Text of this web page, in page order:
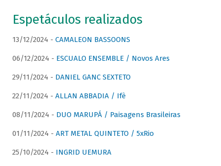
Espetáculos realizados
13/12/2024 - CAMALEON BASSOONS
06/12/2024 - ESCUALO ENSEMBLE / Novos Ares
29/11/2024 - DANIEL GANC SEXTETO
22/11/2024 - ALLAN ABBADIA / Ifè
08/11/2024 - DUO MARUPÁ / Paisagens Brasileiras
01/11/2024 - ART METAL QUINTETO / 5xRio
25/10/2024 - INGRID UEMURA